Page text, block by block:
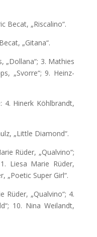
Becat, „Riscalino“.
„Gitana“.
„Dollana“; 3. Mathies
„Svorre“; 9. Heinz-
4. Hinerk Köhlbrandt,
„Little Diamond“.
Rüder, „Qualvino“;
Liesa Marie Rüder,
„Poetic Super Girl“.
Rüder, „Qualvino“; 4.
10. Nina Weilandt,